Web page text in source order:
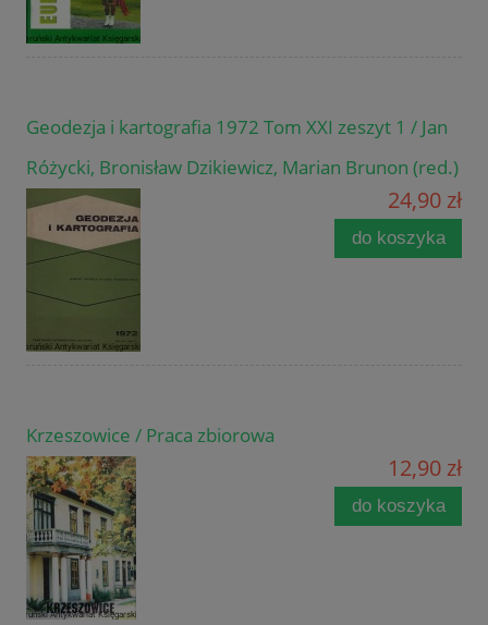
Geodezja i kartografia 1972 Tom XXI zeszyt 1 / Jan
Różycki, Bronisław Dzikiewicz, Marian Brunon (red.)
24,90 zł
do koszyka
Krzeszowice / Praca zbiorowa
12,90 zł
do koszyka